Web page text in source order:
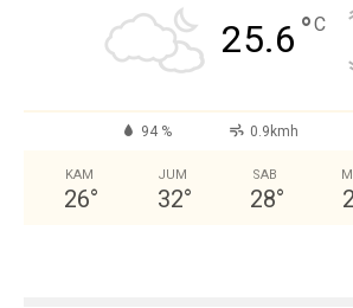
25.6 °C
94 % 0.9kmh
KAM
26°
JUM
32°
SAB
28°